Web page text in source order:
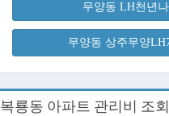
무양동 LH천년
무양동 상주무양
복룡동 아파트 관리비 조